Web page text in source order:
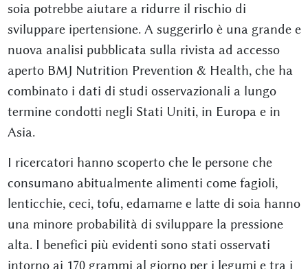
soia potrebbe aiutare a ridurre il rischio di
sviluppare ipertensione. A suggerirlo è una grande e
nuova analisi pubblicata sulla rivista ad accesso
aperto BMJ Nutrition Prevention & Health, che ha
combinato i dati di studi osservazionali a lungo
termine condotti negli Stati Uniti, in Europa e in
Asia.
I ricercatori hanno scoperto che le persone che
consumano abitualmente alimenti come fagioli,
lenticchie, ceci, tofu, edamame e latte di soia hanno
una minore probabilità di sviluppare la pressione
alta. I benefici più evidenti sono stati osservati
intorno ai 170 grammi al giorno per i legumi e tra i